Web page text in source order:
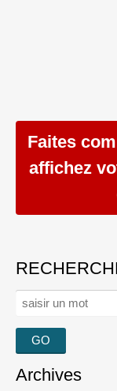
Faites
affichez
Rechercher :
Archives